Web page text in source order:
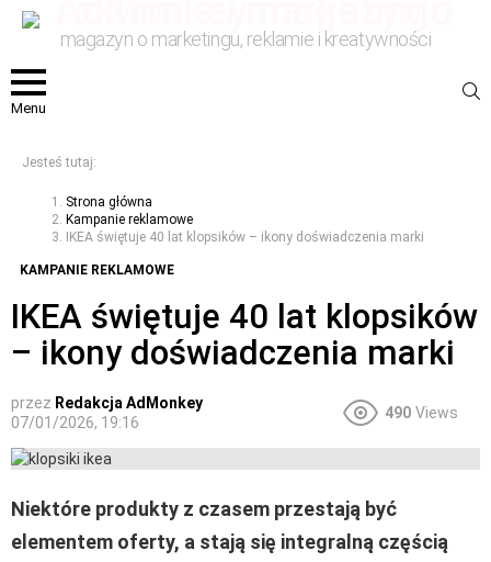
magazyn o marketingu, reklamie i kreatywności
Menu
Jesteś tutaj:
Strona główna
Kampanie reklamowe
IKEA świętuje 40 lat klopsików – ikony doświadczenia marki
KAMPANIE REKLAMOWE
IKEA świętuje 40 lat klopsików
– ikony doświadczenia marki
przez Redakcja AdMonkey
07/01/2026, 19:16
490 Views
Niektóre produkty z czasem przestają być
elementem oferty, a stają się integralną częścią